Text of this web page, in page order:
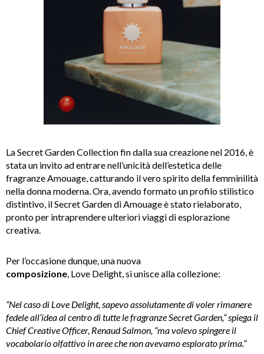
La Secret Garden Collection fin dalla sua creazione nel 2016, è
stata un invito ad entrare nell’unicità dell’estetica delle
fragranze Amouage, catturando il vero spirito della femminilità
nella donna moderna. Ora, avendo formato un profilo stilistico
distintivo, il Secret Garden di Amouage è stato rielaborato,
pronto per intraprendere ulteriori viaggi di esplorazione
creativa.
Per l’occasione dunque, una nuova
composizione , Love Delight, si unisce alla collezione:
“Nel caso di Love Delight, sapevo assolutamente di voler rimanere
fedele all’idea al centro di tutte le fragranze Secret Garden,” spiega il
Chief Creative Officer, Renaud Salmon, “ma volevo spingere il
vocabolario olfattivo in aree che non avevamo esplorato prima.”